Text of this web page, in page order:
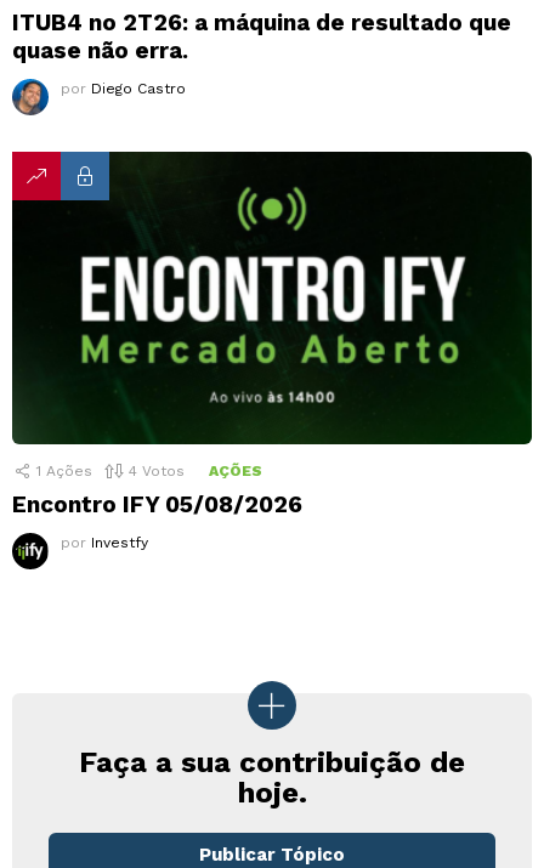
ITUB4 no 2T26: a máquina de resultado que
quase não erra.
por Diego Castro
1 Ações 4 Votos AÇÕES
Encontro IFY 05/08/2026
por Investfy
Faça a sua contribuição de
hoje.
Publicar Tópico